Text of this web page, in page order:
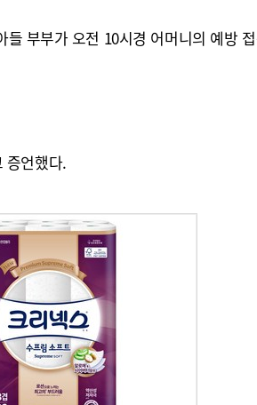
부부가 오전 10시경 어머니의 예방
증언했다.